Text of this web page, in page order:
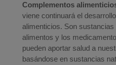
Complementos
viene continuará el
alimenticios. Son sustancias
alimentos y los
pueden aportar salud a
basándose en sustancias